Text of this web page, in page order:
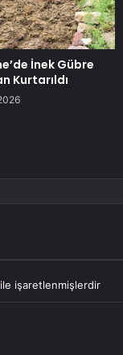
İnek Gübre
Kurtarıldı
ile işaretlenmişlerdir